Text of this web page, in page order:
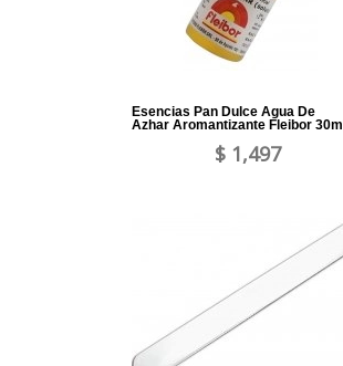
Esencias Pan Dulce Agua De
Azhar Aromantizante Fleibor 30ml
$ 1,497